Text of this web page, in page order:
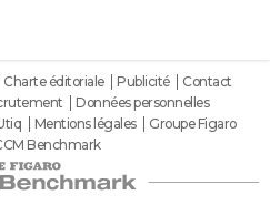
Charte éditoriale Publicité
Contact
Données personnelles
Mentions légales
Groupe Figaro
Benchmark